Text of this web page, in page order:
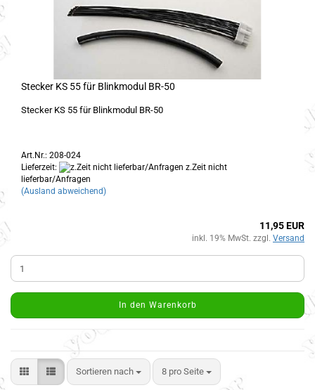
Stecker KS 55 für Blinkmodul BR-50
Stecker KS 55 für Blinkmodul BR-50
Art.Nr.: 208-024
Lieferzeit:
z.Zeit nicht
lieferbar/Anfragen
(Ausland abweichend)
11,95 EUR
inkl. 19% MwSt. zzgl. Versand
In den Warenkorb
Sortieren nach 8 pro Seite